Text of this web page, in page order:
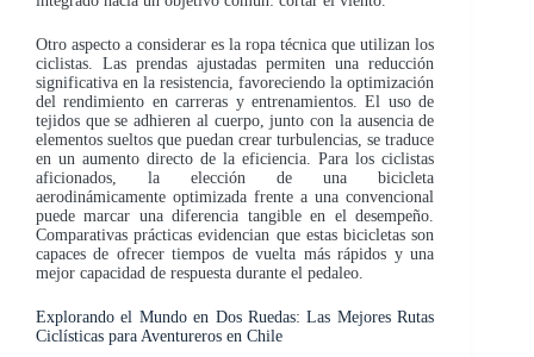
Otro aspecto a considerar es la ropa técnica que utilizan los
ciclistas. Las prendas ajustadas permiten una reducción
significativa en la resistencia, favoreciendo la optimización
del rendimiento en carreras y entrenamientos. El uso de
tejidos que se adhieren al cuerpo, junto con la ausencia de
elementos sueltos que puedan crear turbulencias, se traduce
en un aumento directo de la eficiencia. Para los ciclistas
aficionados, la elección de una bicicleta
aerodinámicamente optimizada frente a una convencional
puede marcar una diferencia tangible en el desempeño.
Comparativas prácticas evidencian que estas bicicletas son
capaces de ofrecer tiempos de vuelta más rápidos y una
mejor capacidad de respuesta durante el pedaleo.
Explorando el Mundo en Dos Ruedas: Las Mejores Rutas
Ciclísticas para Aventureros en Chile